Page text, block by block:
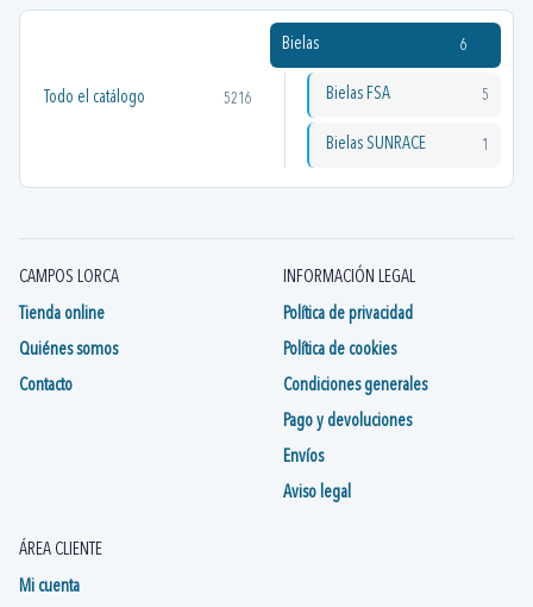
Todo el catálogo 5216
Bielas 6
Bielas FSA 5
Bielas SUNRACE 1
CAMPOS LORCA
Tienda online
Quiénes somos
Contacto
INFORMACIÓN LEGAL
Política de privacidad
Política de cookies
Condiciones generales
Pago y devoluciones
Envíos
Aviso legal
ÁREA CLIENTE
Mi cuenta